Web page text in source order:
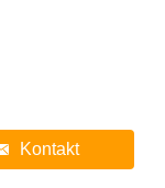
Kontakt